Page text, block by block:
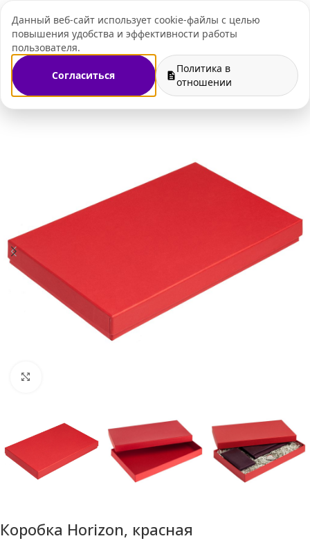
Данный веб-сайт использует cookie-файлы с целью
повышения удобства и эффективности работы
пользователя.
Согласиться
Политика в
отношении
+7 (495) 109-07-
Главная Магазин Упаковка Подарочные коробки
Коробка Horizon, красная